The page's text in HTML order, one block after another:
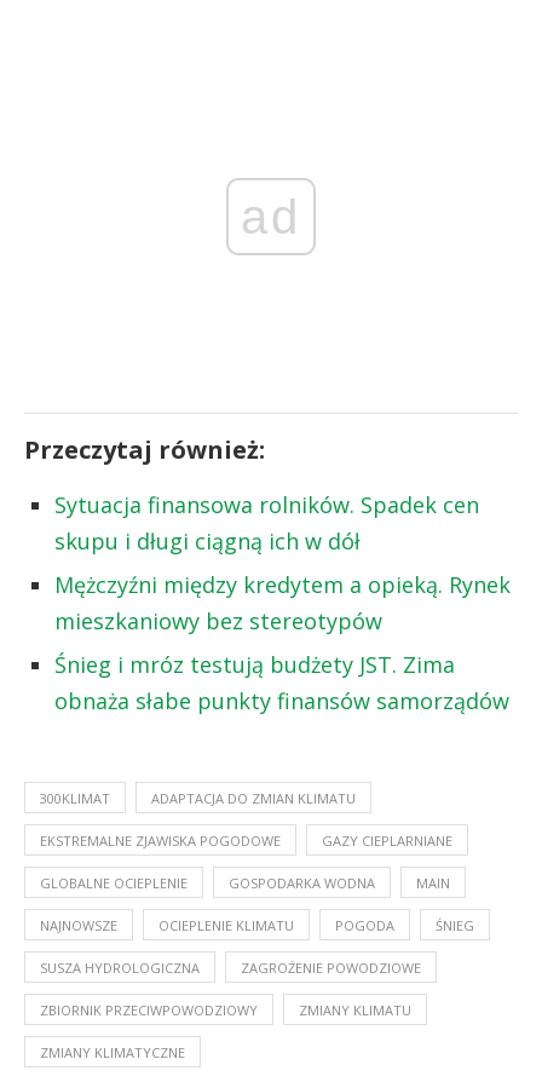
ad
Przeczytaj również:
Sytuacja finansowa rolników. Spadek cen
skupu i długi ciągną ich w dół
Mężczyźni między kredytem a opieką. Rynek
mieszkaniowy bez stereotypów
Śnieg i mróz testują budżety JST. Zima
obnaża słabe punkty finansów samorządów
300KLIMAT ADAPTACJA DO ZMIAN KLIMATU
EKSTREMALNE ZJAWISKA POGODOWE GAZY CIEPLARNIANE
GLOBALNE OCIEPLENIE GOSPODARKA WODNA MAIN
NAJNOWSZE OCIEPLENIE KLIMATU POGODA ŚNIEG
SUSZA HYDROLOGICZNA ZAGROŻENIE POWODZIOWE
ZBIORNIK PRZECIWPOWODZIOWY ZMIANY KLIMATU
ZMIANY KLIMATYCZNE